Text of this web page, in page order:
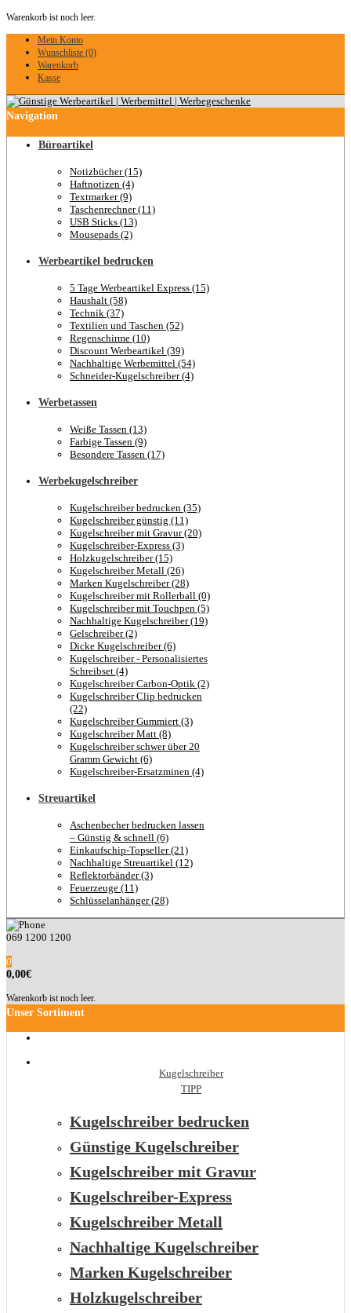
Warenkorb ist noch leer.
Mein Konto
Wunschliste (0)
Warenkorb
Kasse
Navigation
Büroartikel
Notizbücher (15)
Haftnotizen (4)
Textmarker (9)
Taschenrechner (11)
USB Sticks (13)
Mousepads (2)
Werbeartikel bedrucken
5 Tage Werbeartikel Express (15)
Haushalt (58)
Technik (37)
Textilien und Taschen (52)
Regenschirme (10)
Discount Werbeartikel (39)
Nachhaltige Werbemittel (54)
Schneider-Kugelschreiber (4)
Werbetassen
Weiße Tassen (13)
Farbige Tassen (9)
Besondere Tassen (17)
Werbekugelschreiber
Kugelschreiber bedrucken (35)
Kugelschreiber günstig (11)
Kugelschreiber mit Gravur (20)
Kugelschreiber-Express (3)
Holzkugelschreiber (15)
Kugelschreiber Metall (26)
Marken Kugelschreiber (28)
Kugelschreiber mit Rollerball (0)
Kugelschreiber mit Touchpen (5)
Nachhaltige Kugelschreiber (19)
Gelschreiber (2)
Dicke Kugelschreiber (6)
Kugelschreiber - Personalisiertes
Schreibset (4)
Kugelschreiber Carbon-Optik (2)
Kugelschreiber Clip bedrucken
(22)
Kugelschreiber Gummiert (3)
Kugelschreiber Matt (8)
Kugelschreiber schwer über 20
Gramm Gewicht (6)
Kugelschreiber-Ersatzminen (4)
Streuartikel
Aschenbecher bedrucken lassen
– Günstig & schnell (6)
Einkaufschip-Topseller (21)
Nachhaltige Streuartikel (12)
Reflektorbänder (3)
Feuerzeuge (11)
Schlüsselanhänger (28)
069 1200 1200
0
0,00€
Warenkorb ist noch leer.
Unser Sortiment
Kugelschreiber
TIPP
Kugelschreiber bedrucken
Günstige Kugelschreiber
Kugelschreiber mit Gravur
Kugelschreiber-Express
Kugelschreiber Metall
Nachhaltige Kugelschreiber
Marken Kugelschreiber
Holzkugelschreiber